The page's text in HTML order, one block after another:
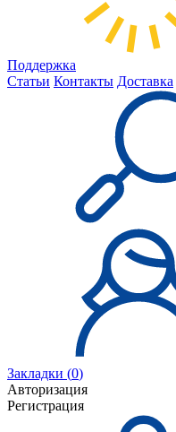
Поддержка
Статьи Контакты Доставка
Закладки (0)
Авторизация
Регистрация